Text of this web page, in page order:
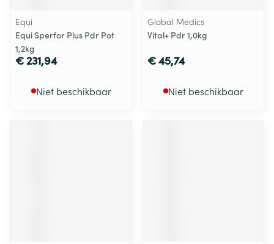
Equi
Equi Sperfor Plus Pdr Pot
1,2kg
€ 231,94
Niet beschikbaar
Global Medics
Vital+ Pdr 1,0kg
€ 45,74
Niet beschikbaar